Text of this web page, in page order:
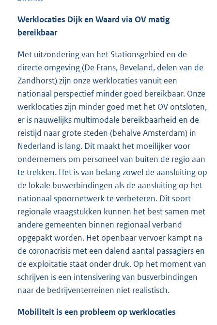
Werklocaties Dijk en Waard via OV matig
bereikbaar
Met uitzondering van het Stationsgebied en de
directe omgeving (De Frans, Beveland, delen van de
Zandhorst) zijn onze werklocaties vanuit een
nationaal perspectief minder goed bereikbaar. Onze
werklocaties zijn minder goed met het OV ontsloten,
er is nauwelijks multimodale bereikbaarheid en de
reistijd naar grote steden (behalve Amsterdam) in
Nederland is lang. Dit maakt het moeilijker voor
ondernemers om personeel van buiten de regio aan
te trekken. Het is van belang zowel de aansluiting op
de lokale busverbindingen als de aansluiting op het
nationaal spoornetwerk te verbeteren. Dit soort
regionale vraagstukken kunnen het best samen met
andere gemeenten binnen regionaal verband
opgepakt worden. Het openbaar vervoer kampt na
de coronacrisis met een dalend aantal passagiers en
de exploitatie staat onder druk. Op het moment van
schrijven is een intensivering van busverbindingen
naar de bedrijventerreinen niet realistisch.
Mobiliteit is een probleem op werklocaties